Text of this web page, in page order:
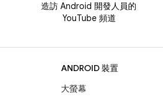
造訪 Android 開發人員的
YouTube 頻道
ANDROID 裝置
大螢幕